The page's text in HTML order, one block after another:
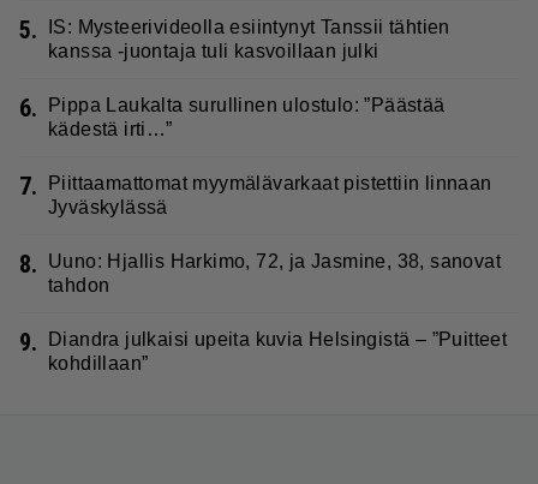
5.
IS: Mysteerivideolla esiintynyt Tanssii tähtien
kanssa -juontaja tuli kasvoillaan julki
6.
Pippa Laukalta surullinen ulostulo: ”Päästää
kädestä irti…”
7.
Piittaamattomat myymälävarkaat pistettiin linnaan
Jyväskylässä
8.
Uuno: Hjallis Harkimo, 72, ja Jasmine, 38, sanovat
tahdon
9.
Diandra julkaisi upeita kuvia Helsingistä – ”Puitteet
kohdillaan”